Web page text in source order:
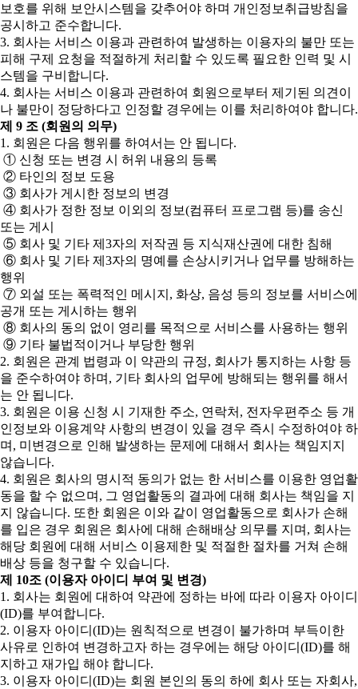
보호를 위해 보안시스템을 갖추어야 하며 개인정보취급방침을
공시하고 준수합니다.
3. 회사는 서비스 이용과 관련하여 발생하는 이용자의 불만 또는
피해 구제 요청을 적절하게 처리할 수 있도록 필요한 인력 및 시
스템을 구비합니다.
4. 회사는 서비스 이용과 관련하여 회원으로부터 제기된 의견이
나 불만이 정당하다고 인정할 경우에는 이를 처리하여야 합니다.
제 9 조 (회원의 의무)
1. 회원은 다음 행위를 하여서는 안 됩니다.
① 신청 또는 변경 시 허위 내용의 등록
② 타인의 정보 도용
③ 회사가 게시한 정보의 변경
④ 회사가 정한 정보 이외의 정보(컴퓨터 프로그램 등)를 송신
또는 게시
⑤ 회사 및 기타 제3자의 저작권 등 지식재산권에 대한 침해
⑥ 회사 및 기타 제3자의 명예를 손상시키거나 업무를 방해하는
행위
⑦ 외설 또는 폭력적인 메시지, 화상, 음성 등의 정보를 서비스에
공개 또는 게시하는 행위
⑧ 회사의 동의 없이 영리를 목적으로 서비스를 사용하는 행위
⑨ 기타 불법적이거나 부당한 행위
2. 회원은 관계 법령과 이 약관의 규정, 회사가 통지하는 사항 등
을 준수하여야 하며, 기타 회사의 업무에 방해되는 행위를 해서
는 안 됩니다.
3. 회원은 이용 신청 시 기재한 주소, 연락처, 전자우편주소 등 개
인정보와 이용계약 사항의 변경이 있을 경우 즉시 수정하여야 하
며, 미변경으로 인해 발생하는 문제에 대해서 회사는 책임지지
않습니다.
4. 회원은 회사의 명시적 동의가 없는 한 서비스를 이용한 영업활
동을 할 수 없으며, 그 영업활동의 결과에 대해 회사는 책임을 지
지 않습니다. 또한 회원은 이와 같이 영업활동으로 회사가 손해
를 입은 경우 회원은 회사에 대해 손해배상 의무를 지며, 회사는
해당 회원에 대해 서비스 이용제한 및 적절한 절차를 거쳐 손해
배상 등을 청구할 수 있습니다.
제 10조 (이용자 아이디 부여 및 변경)
1. 회사는 회원에 대하여 약관에 정하는 바에 따라 이용자 아이디
(ID)를 부여합니다.
2. 이용자 아이디(ID)는 원칙적으로 변경이 불가하며 부득이한
사유로 인하여 변경하고자 하는 경우에는 해당 아이디(ID)를 해
지하고 재가입 해야 합니다.
3. 이용자 아이디(ID)는 회원 본인의 동의 하에 회사 또는 자회사,